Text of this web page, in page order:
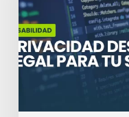
UX
legal
para
tu